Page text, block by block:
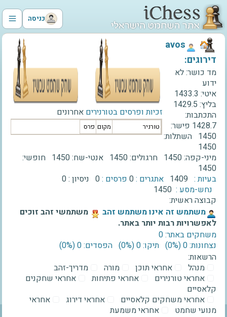
כניסה
זכיות ופרסים בטורנירים אחרונים
טורניר מקום פרס
‫avos‬
דירוגים:
מד כושר:לא
ידוע
איטי: 1433.3
בליץ: 1429.5
התכתבות:
1428.7 פישר:
1450 השתלות:
1450
מיני-קפה:1450 חרגולים:1450 אנטי-שח:1450 חופשי:
1450
בעיות : 1409 אתגרים :0 פרסים :0 ניסיון :0
נחש-מסע : 1450
קבוצה ראשית:
‫משתמש זה אינו משתמש זהב‬
משתמשי זהב זוכים
לאפשרויות רבות יותר באתר.
משחקים באתר: 0
נצחונות: 0 ‫(0%)‬
תיקו: 0 ‫(0%)‬
הפסדים: 0 ‫(0%)‬
הרשאות:
מנהל
אחראי תוכן מורה
מדריך-זהב
אחראי טורנירים
אחראי פתיחות
אחראי שחקנים
קלאסיים
אחראי משחקים קלאסיים
אחראי דירוג
אחראי
מנועי שחמט
אחראי משמעת